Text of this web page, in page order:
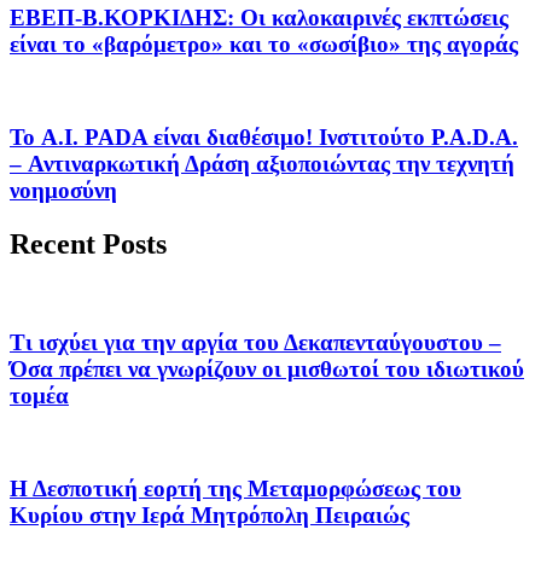
EΒΕΠ-Β.ΚΟΡΚΙΔΗΣ: Οι καλοκαιρινές εκπτώσεις
είναι το «βαρόμετρο» και το «σωσίβιο» της αγοράς
Το A.I. PADA είναι διαθέσιμο! Ινστιτούτο P.A.D.A.
– Αντιναρκωτική Δράση αξιοποιώντας την τεχνητή
νοημοσύνη
Recent Posts
Τι ισχύει για την αργία του Δεκαπενταύγουστου –
Όσα πρέπει να γνωρίζουν οι μισθωτοί του ιδιωτικού
τομέα
Η Δεσποτική εορτή της Μεταμορφώσεως του
Κυρίου στην Ιερά Μητρόπολη Πειραιώς